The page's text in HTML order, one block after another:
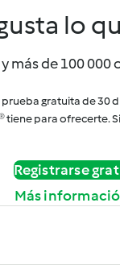
lo
más de 100 000
gratuita de 30
tiene para ofrecerte.
Registrarse
Más